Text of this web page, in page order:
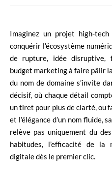
Imaginez un projet high-
conquérir l’écosystème
de rupture, idée disruptive,
budget marketing à faire pâlir
du nom de domaine s’invite
décisif, où chaque détail
un tiret pour plus de clarté, ou
et l’élégance d’un nom fluide,
relève pas uniquement du
habitudes, l’efficacité de la
digitale dès le premier clic.